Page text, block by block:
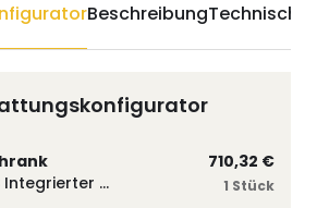
BeschreibungTechnische
LAURUS Integrierter Kühlautomat LKG122E LKG122E
710,32 €
1 Stück